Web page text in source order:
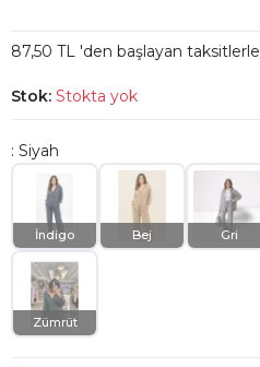
87,50 TL 'den başlayan taksitlerle
Stok: Stokta yok
: Siyah
İndigo Bej Gri
Zümrüt